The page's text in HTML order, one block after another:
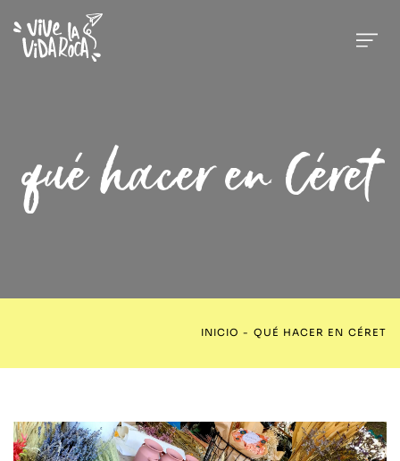
qué hacer en Céret
INICIO - QUÉ HACER EN CÉRET